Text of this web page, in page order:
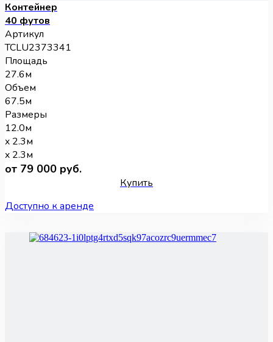
Контейнер
40 футов
Артикул
TCLU2373341
Площадь
27.6м
Объем
67.5м
Размеры
12.0м
x 2.3м
x 2.3м
от 79 000 руб.
Купить
Доступно к аренде